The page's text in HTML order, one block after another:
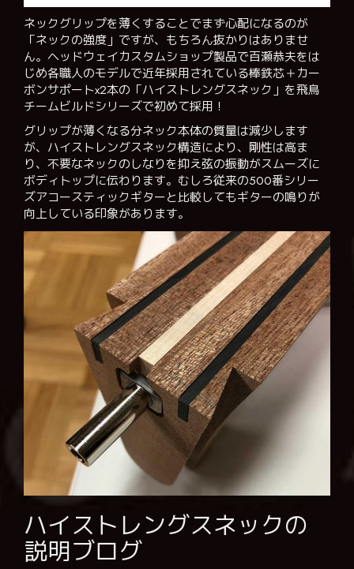
ネックグリップを薄くすることでまず心配になるのが
「ネックの強度」ですが、もちろん抜かりはありませ
ん。ヘッドウェイカスタムショップ製品で百瀬恭夫をは
じめ各職人のモデルで近年採用されている棒鉄芯＋カー
ボンサポートx2本の「ハイストレングスネック」を飛鳥
チームビルドシリーズで初めて採用！
グリップが薄くなる分ネック本体の質量は減少します
が、ハイストレングスネック構造により、剛性は高ま
り、不要なネックのしなりを抑え弦の振動がスムーズに
ボディトップに伝わります。むしろ従来の500番シリー
ズアコースティックギターと比較してもギターの鳴りが
向上している印象があります。
ハイストレングスネックの
説明ブログ